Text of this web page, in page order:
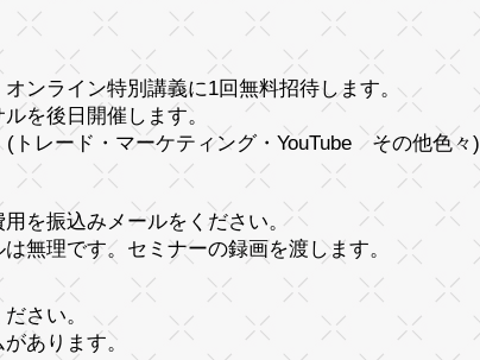
ンライン特別講義に1回無料招待します。
を後日開催します。
(トレード・マーケティング・YouTube その他色々)
を振込みメールをください。
無理です。セミナーの録画を渡します。
さい。
あります。